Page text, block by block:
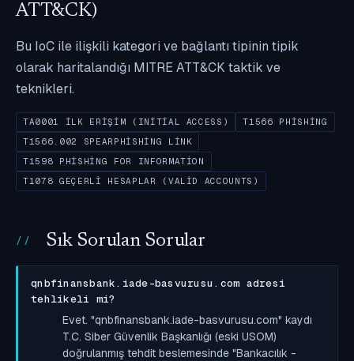
ATT&CK)
Bu IoC ile ilişkili kategori ve bağlantı tipinin tipik
olarak haritalandığı MITRE ATT&CK taktik ve
teknikleri.
TA0001 İLK ERIŞIM (INITIAL ACCESS)
T1566 PHISHING
T1566.002 SPEARPHISHING LINK
T1598 PHISHING FOR INFORMATION
T1078 GEÇERLI HESAPLAR (VALID ACCOUNTS)
Sık Sorulan Sorular
qnbfinansbank.iade-basvurusu.com adresi
tehlikeli mi?
Evet. "qnbfinansbank.iade-basvurusu.com" kaydı
T.C. Siber Güvenlik Başkanlığı (eski USOM)
doğrulanmış tehdit beslemesinde "Bankacılık -